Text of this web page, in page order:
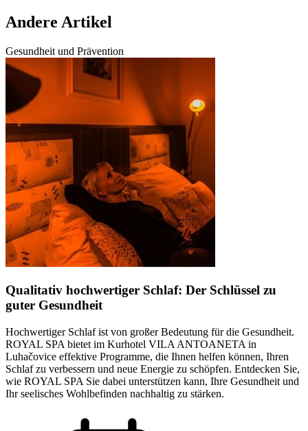
Andere Artikel
Gesundheit und Prävention
Qualitativ hochwertiger Schlaf: Der Schlüssel zu
guter Gesundheit
Hochwertiger Schlaf ist von großer Bedeutung für die Gesundheit.
ROYAL SPA bietet im Kurhotel VILA ANTOANETA in
Luhačovice effektive Programme, die Ihnen helfen können, Ihren
Schlaf zu verbessern und neue Energie zu schöpfen. Entdecken Sie,
wie ROYAL SPA Sie dabei unterstützen kann, Ihre Gesundheit und
Ihr seelisches Wohlbefinden nachhaltig zu stärken.